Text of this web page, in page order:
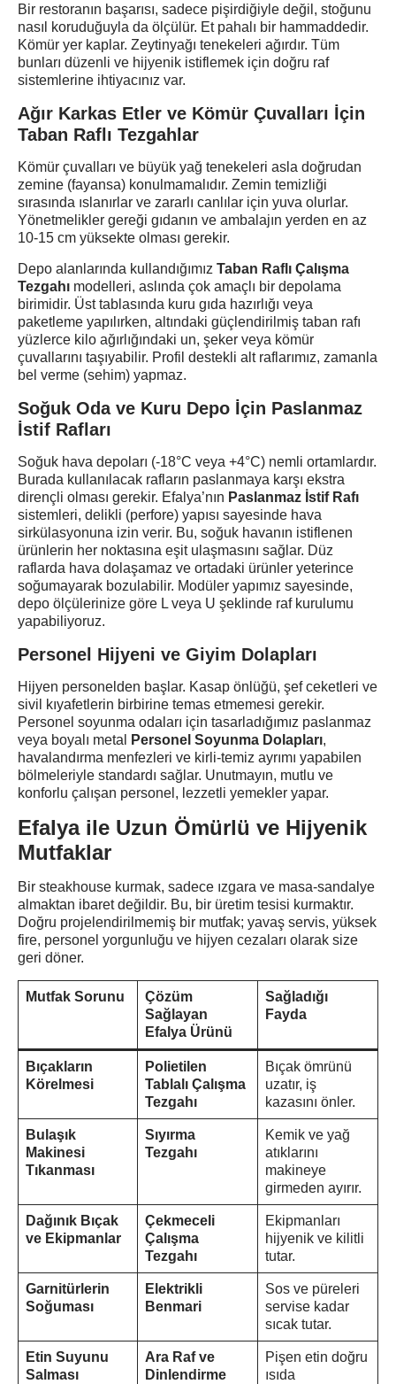
Bir restoranın başarısı, sadece pişirdiğiyle değil, stoğunu
nasıl koruduğuyla da ölçülür. Et pahalı bir hammaddedir.
Kömür yer kaplar. Zeytinyağı tenekeleri ağırdır. Tüm
bunları düzenli ve hijyenik istiflemek için doğru raf
sistemlerine ihtiyacınız var.
Ağır Karkas Etler ve Kömür Çuvalları İçin
Taban Raflı Tezgahlar
Kömür çuvalları ve büyük yağ tenekeleri asla doğrudan
zemine (fayansa) konulmamalıdır. Zemin temizliği
sırasında ıslanırlar ve zararlı canlılar için yuva olurlar.
Yönetmelikler gereği gıdanın ve ambalajın yerden en az
10-15 cm yüksekte olması gerekir.
Depo alanlarında kullandığımız Taban Raflı Çalışma
Tezgahı modelleri, aslında çok amaçlı bir depolama
birimidir. Üst tablasında kuru gıda hazırlığı veya
paketleme yapılırken, altındaki güçlendirilmiş taban rafı
yüzlerce kilo ağırlığındaki un, şeker veya kömür
çuvallarını taşıyabilir. Profil destekli alt raflarımız, zamanla
bel verme (sehim) yapmaz.
Soğuk Oda ve Kuru Depo İçin Paslanmaz
İstif Rafları
Soğuk hava depoları (-18°C veya +4°C) nemli ortamlardır.
Burada kullanılacak rafların paslanmaya karşı ekstra
dirençli olması gerekir. Efalya’nın Paslanmaz İstif Rafı
sistemleri, delikli (perfore) yapısı sayesinde hava
sirkülasyonuna izin verir. Bu, soğuk havanın istiflenen
ürünlerin her noktasına eşit ulaşmasını sağlar. Düz
raflarda hava dolaşamaz ve ortadaki ürünler yeterince
soğumayarak bozulabilir. Modüler yapımız sayesinde,
depo ölçülerinize göre L veya U şeklinde raf kurulumu
yapabiliyoruz.
Personel Hijyeni ve Giyim Dolapları
Hijyen personelden başlar. Kasap önlüğü, şef ceketleri ve
sivil kıyafetlerin birbirine temas etmemesi gerekir.
Personel soyunma odaları için tasarladığımız paslanmaz
veya boyalı metal
Personel Soyunma Dolapları,
havalandırma menfezleri ve kirli-temiz ayrımı yapabilen
bölmeleriyle standardı sağlar. Unutmayın, mutlu ve
konforlu çalışan personel, lezzetli yemekler yapar.
Efalya ile Uzun Ömürlü ve Hijyenik
Mutfaklar
Bir steakhouse kurmak, sadece ızgara ve masa-sandalye
almaktan ibaret değildir. Bu, bir üretim tesisi kurmaktır.
Doğru projelendirilmemiş bir mutfak; yavaş servis, yüksek
fire, personel yorgunluğu ve hijyen cezaları olarak size
geri döner.
Mutfak Sorunu
Çözüm
Sağlayan
Efalya Ürünü
Sağladığı
Fayda
Bıçakların
Körelmesi
Polietilen
Tablalı Çalışma
Tezgahı
Bıçak ömrünü
uzatır, iş
kazasını önler.
Bulaşık
Makinesi
Tıkanması
Sıyırma
Tezgahı
Kemik ve yağ
atıklarını
makineye
girmeden ayırır.
Dağınık Bıçak
ve Ekipmanlar
Çekmeceli
Çalışma
Tezgahı
Ekipmanları
hijyenik ve kilitli
tutar.
Garnitürlerin
Soğuması
Elektrikli
Benmari
Sos ve püreleri
servise kadar
sıcak tutar.
Etin Suyunu
Salması
Ara Raf ve
Dinlendirme
Pişen etin doğru
ısıda